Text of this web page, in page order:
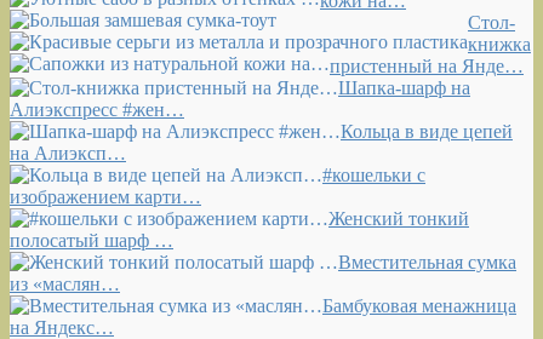
Стол-
книжка
пристенный на Янде…
Шапка-шарф на
Алиэкспресс #жен…
Кольца в виде цепей
на Алиэксп…
#кошельки с
изображением карти…
Женский тонкий
полосатый шарф …
Вместительная сумка
из «маслян…
Бамбуковая менажница
на Яндекс…